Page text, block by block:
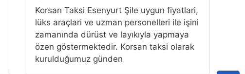
Korsan Taksi Esenyurt Şile uygun fiyatlari,
lüks araçlari ve uzman personelleri ile işini
zamanında dürüst ve layıkıyla yapmaya
özen göstermektedir. Korsan taksi olarak
kurulduğumuz günden